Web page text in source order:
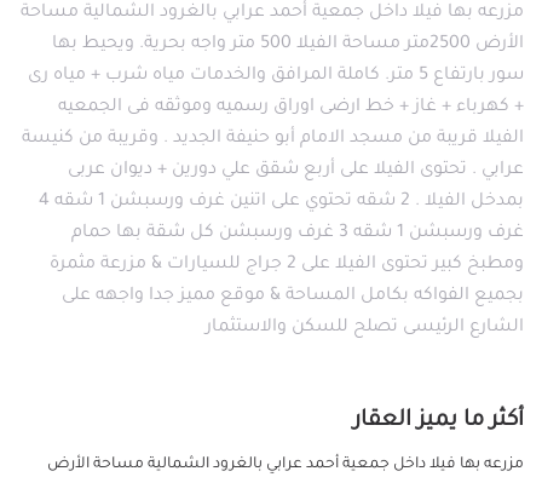
مزرعه بها فيلا داخل جمعية أحمد عرابي بالغرود الشمالية مساحة
الأرض 2500متر مساحة الفيلا 500 متر واجه بحرية. ويحيط بها
سور بارتفاع 5 متر. كاملة المرافق والخدمات مياه شرب + مياه رى
+ كهرباء + غاز + خط ارضى اوراق رسميه وموثقه فى الجمعيه
الفيلا قريبة من مسجد الامام أبو حنيفة الجديد . وقريبة من كنيسة
عرابي . تحتوى الفيلا على أربع شقق علي دورين + ديوان عربى
بمدخل الفيلا . 2 شقه تحتوي على اتنين غرف ورسبشن 1 شقه 4
غرف ورسبشن 1 شقه 3 غرف ورسبشن كل شقة بها حمام
ومطبخ كبير تحتوى الفيلا على 2 جراج للسيارات & مزرعة مثمرة
بجميع الفواكه بكامل المساحة & موقع مميز جدا واجهه على
الشارع الرئيسى تصلح للسكن والاستثمار
أكثر ما يميز العقار
مزرعه بها فيلا داخل جمعية أحمد عرابي بالغرود الشمالية مساحة الأرض